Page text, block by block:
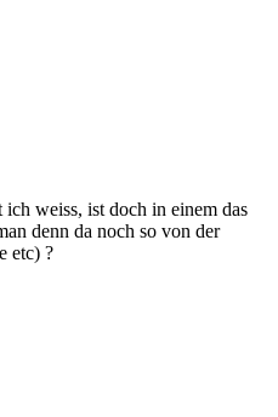
weiss, ist doch in einem das
denn da noch so von der
etc) ?